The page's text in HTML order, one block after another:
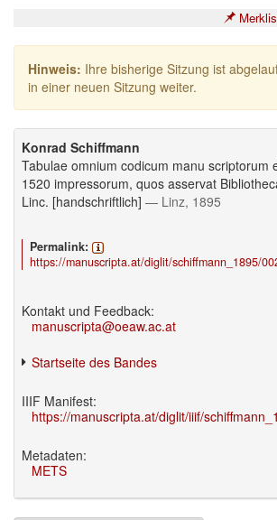
Hinweis: Ihre bisherige Sitzung ist
in einer neuen Sitzung weiter.
Konrad Schiffmann
Tabulae omnium codicum manu scriptorum
1520 impressorum, quos asservat
Linc. [handschriftlich] — Linz, 1895
Permalink:
https://manuscripta.at/diglit/schiffmann_1895/
Kontakt und Feedback:
manuscripta@oeaw.ac.at
Startseite des Bandes
IIIF Manifest:
https://manuscripta.at/diglit/iiif/
Metadaten:
METS